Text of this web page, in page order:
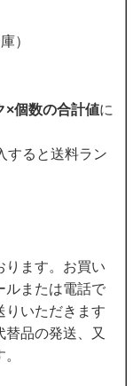
）
×個数の合計値に
すると送料ラン
ります。お買い
ルまたは電話で
りいただきます
品の発送、又